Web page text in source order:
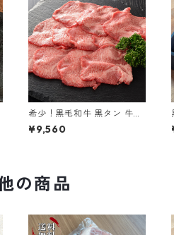
希少！黒毛和牛 黒タン 牛タ
ン 黒樺牛 600g
¥9,560
の商品